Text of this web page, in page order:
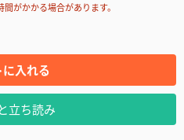
がかかる場合があります。
入れる
立ち読み